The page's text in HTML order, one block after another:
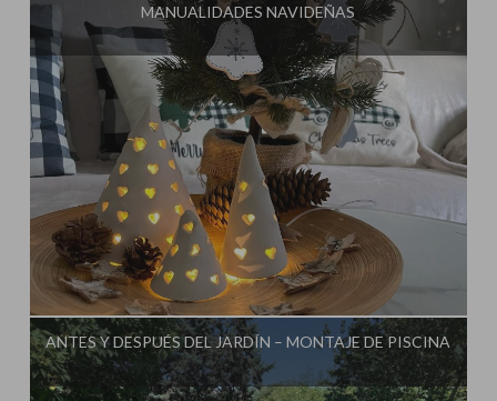
MANUALIDADES NAVIDEÑAS
Influencer:Mimo de Mami
ANTES Y DESPUÉS DEL JARDÍN – MONTAJE DE PISCINA